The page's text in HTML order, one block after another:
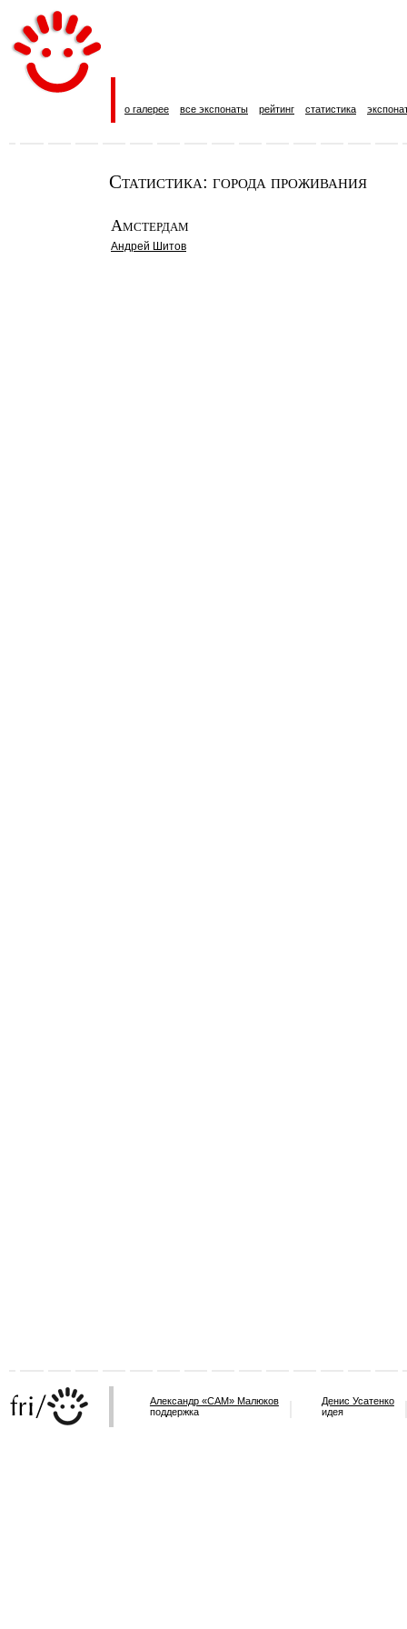
о галерее все экспонаты рейтинг статистика
Статистика: города проживания
Амстердам
Андрей Шитов
Александр «САМ» Малюков
поддержка
Денис Усатенко
идея